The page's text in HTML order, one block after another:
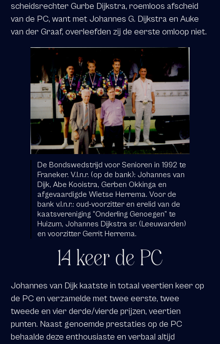
scheidsrechter Gurbe Dijkstra, roemloos afscheid
van de PC, want met Johannes G. Dijkstra en Auke
van der Graaf, overleefden zij de eerste omloop niet.
De Bondswedstrijd voor Senioren in 1992 te
Franeker. V.l.n.r. (op de bank): Johannes van
Dijk, Abe Kooistra, Gerben Okkinga en
afgevaardigde Wietse Herrema. Voor de
bank v.l.n.r.: oud-voorzitter en erelid van de
kaatsvereniging “Onderling Genoegen” te
Huizum, Johannes Dijkstra sr. (Leeuwarden)
en voorzitter Gerrit Herrema.
14 keer de PC
Johannes van Dijk kaatste in totaal veertien keer op
de PC en verzamelde met twee eerste, twee
tweede en vier derde/vierde prijzen, veertien
punten. Naast genoemde prestaties op de PC
behaalde deze enthousiaste en verbaal altijd